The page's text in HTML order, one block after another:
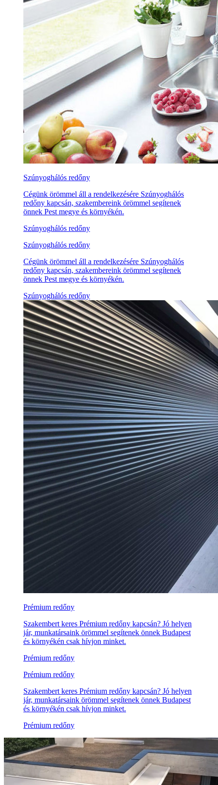
Szúnyoghálós redőny
Cégünk örömmel áll a rendelkezésére Szúnyoghálós
redőny kapcsán, szakembereink örömmel segítenek
önnek Pest megye és környékén.
Szúnyoghálós redőny
Szúnyoghálós redőny
Cégünk örömmel áll a rendelkezésére Szúnyoghálós
redőny kapcsán, szakembereink örömmel segítenek
önnek Pest megye és környékén.
Szúnyoghálós redőny
Prémium redőny
Szakembert keres Prémium redőny kapcsán? Jó helyen
jár, munkatársaink örömmel segítenek önnek Budapest
és környékén csak hívjon minket.
Prémium redőny
Prémium redőny
Szakembert keres Prémium redőny kapcsán? Jó helyen
jár, munkatársaink örömmel segítenek önnek Budapest
és környékén csak hívjon minket.
Prémium redőny